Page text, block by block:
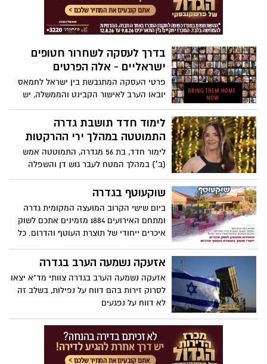
בדרך לעסקה לשחרור חטופים
ישראליים - אלה הפרטים
פרטי העסקה המתגבשת בין ישראל לחמאס
יובאו הערב לאישור הקבינט והממשלה, יש
מתנגדים לעסקה בממשלה, ביניהם חברי
עוצמה יהודית והציונות הדתית. אלה הפרטים
הידועים על העסקה המסתמנת
לימוד חדד תושבת גדרה
התמוטטה במהלך ירי ההרקטות
לימור חדד, בת 56 מגדרה, התמוטטה אמש
(ב׳) במהלך המטח לעבר גוש דן והשפלה
והובהלה לבית החולים ללא הכרה. מבדיקת
רנטגן שעברה התגלה כי סבלה מדימום מסיבי
שוקעוטף בגדרה
ביום שישי הקרוב המועצה המקומית גדרה
ומתחם האירועים 1884 מזמינים אתכם לשוק
איכרים ייחודי של תוצרת העוטף והדרום. כל
עציצים ועוד...
אזעקה נשמעה הערב בגדרה
אזעקה נשמעה הערב בגדרה צוותי מד"א יצאו
לסרוק זירות בהם דווח על נפילות, בשלב זה
לא דווח על נפגעים